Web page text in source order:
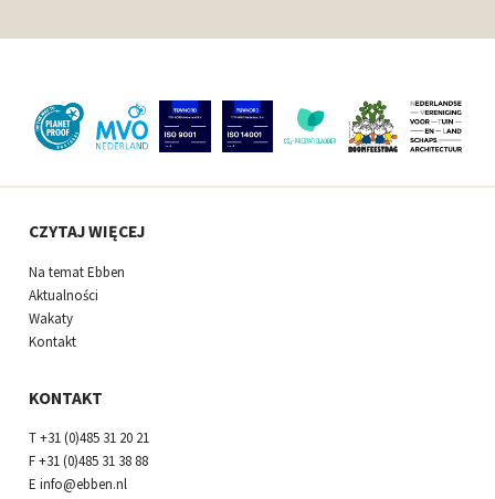
CZYTAJ WIĘCEJ
Na temat Ebben
Aktualności
Wakaty
Kontakt
KONTAKT
T+31 (0)485 31 20 21
F+31 (0)485 31 38 88
E info@ebben.nl